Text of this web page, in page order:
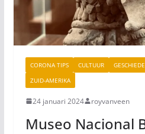
CORONA TIPS CULTUUR
ZUID-AMERIKA
24 januari 2024 royvanveen
Museo Nacional